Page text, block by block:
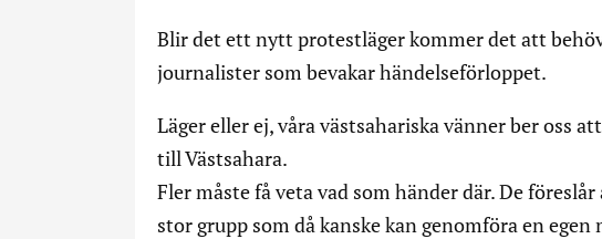
Blir det ett nytt protestläger kommer det att
journalister som bevakar händelseförloppet.
Läger eller ej, våra västsahariska vänner ber oss
till Västsahara.
Fler måste få veta vad som händer där. De
stor grupp som då kanske kan genomföra en